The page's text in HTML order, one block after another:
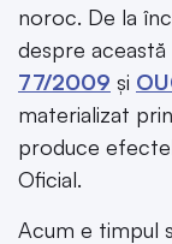
noroc. De la
despre
77/2009 și
materializat
produce
Oficial.
Acum e timpul